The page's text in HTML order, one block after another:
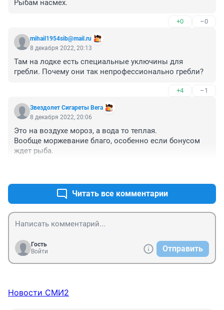
Рыбам насмех.
+0 –0
mihail1954sib@mail.ru
8 декабря 2022, 20:13
Там на лодке есть специальные уключины для
гребли. Почему они так непрофессионально гребли?
+4 –1
Звездолет Сигареты Вега
8 декабря 2022, 20:06
Это на воздухе мороз, а вода то теплая.
Вообще моржевание благо, особенно если бонусом
ждет рыба.
Читать все комментарии
Гость
Войти
Отправить
Новости СМИ2